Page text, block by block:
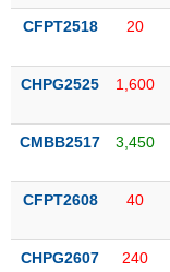
Tổng
Giao
Tài
Phân
kỹ
thuật
CFPT2518 20
CHPG2525 1,600
CMBB2517 3,450
CFPT2608 40
CHPG2607 240
VS-
LƯỢNG